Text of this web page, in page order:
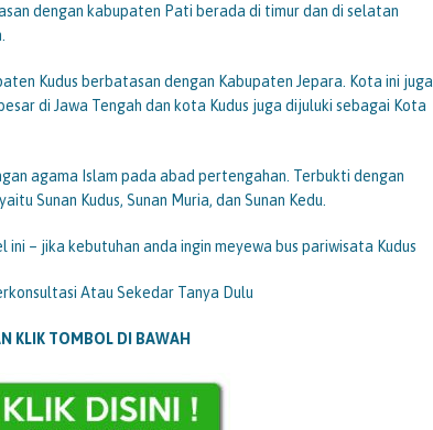
dengan kabupaten Pati berada di timur dan di selatan
Kudus berbatasan dengan Kabupaten Jepara. Kota ini juga
di Jawa Tengah dan kota Kudus juga dijuluki sebagai Kota
agama Islam pada abad pertengahan. Terbukti dengan
Sunan Kudus, Sunan Muria, dan Sunan Kedu.
– jika kebutuhan anda ingin meyewa bus pariwisata Kudus
Atau Sekedar Tanya Dulu
KLIK TOMBOL DI BAWAH